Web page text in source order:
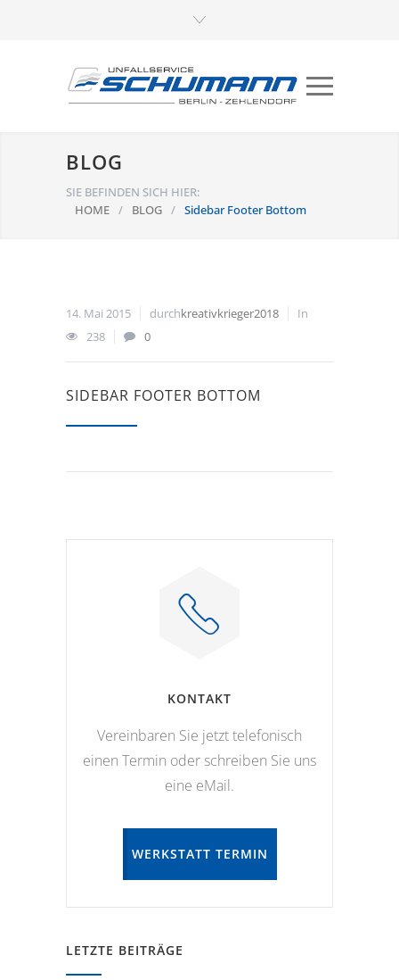
BLOG
SIE BEFINDEN SICH HIER:
HOME / BLOG / Sidebar Footer Bottom
14. Mai 2015 durchkreativkrieger2018
In
238
0
SIDEBAR FOOTER BOTTOM
KONTAKT
Vereinbaren Sie jetzt telefonisch
einen Termin oder schreiben Sie uns
eine eMail.
WERKSTATT TERMIN
LETZTE BEITRÄGE